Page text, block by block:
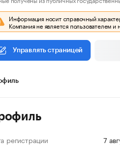
Информация носит справочный
Компания не является пользователем
Управлять страницей
регистрации
7